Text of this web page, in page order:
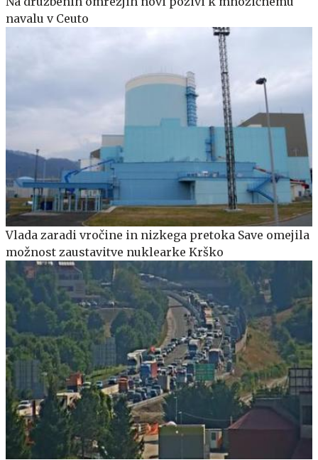
navalu v Ceuto
Vlada zaradi vročine in nizkega pretoka Save omejila
možnost zaustavitve nuklearke Krško